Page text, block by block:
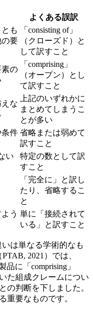
よくある誤訳
も
の要
「consisting of」
（クローズド）と
して訳すこと
素の
「comprising」
（オープン）とし
て訳すこと
な
上記のいずれかに
まとめてしまうこ
とが多い
条件 省略または弱めて
訳すこと
い
特定の数として訳
すこと
「完全に」と訳し
たり、省略するこ
と
う 単に「接続されて
いる」と訳すこと
いは単なる学術的なも
PTAB, 2021）では、
品に「comprising」
た組成クレームについ
の判断を下しました。
重要なものです。